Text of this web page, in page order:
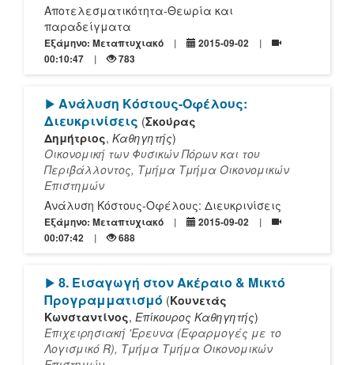
Αποτελεσματικότητα-Θεωρία και
παραδείγματα
Εξάμηνο: Μεταπτυχιακό
2015-09-02
00:10:47
783
[Play]
Ανάλυση Κόστους-Οφέλους:
Διευκρινίσεις (Σκούρας
Δημήτριος, Καθηγητής)
Οικονομική των Φυσικών Πόρων και του
Περιβάλλοντος, Τμήμα Τμήμα Οικονομικών
Επιστημών
Ανάλυση Κόστους-Οφέλους: Διευκρινίσεις
Εξάμηνο: Μεταπτυχιακό
2015-09-02
00:07:42
688
[Play]
8. Εισαγωγή στον Ακέραιο & Μικτό
Προγραμματισμό (Κουνετάς
Κωνσταντίνος, Επίκουρος Καθηγητής)
Επιχειρησιακή 'Ερευνα (Εφαρμογές με το
Λογισμικό R), Τμήμα Τμήμα Οικονομικών